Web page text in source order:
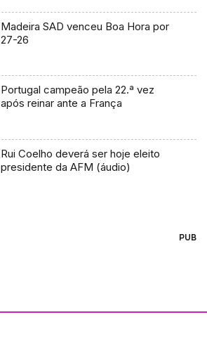
Madeira SAD venceu Boa Hora por
27-26
Portugal campeão pela 22.ª vez
após reinar ante a França
Rui Coelho deverá ser hoje eleito
presidente da AFM (áudio)
PUB